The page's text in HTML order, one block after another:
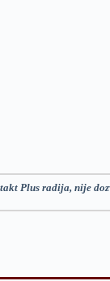
Plus radija, nije